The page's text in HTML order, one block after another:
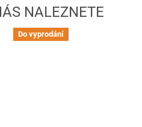
Do vyprodání